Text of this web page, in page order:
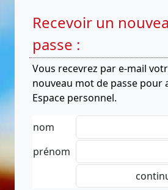
Recevoir un
passe :
Vous recevrez par e-mail
nouveau mot de passe pour
Espace personnel.
nom
prénom